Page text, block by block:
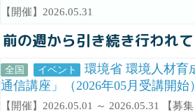
【開催】2026.05.31
前の週から引き続き行われ
全国 イベント
環境省 環境人材育
通信講座」（2026年05月受講開始
【開催】2026.05.01 ～ 2026.05.31 【募